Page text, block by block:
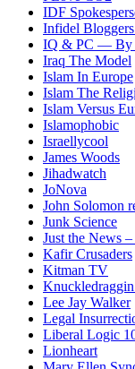
IDF
Infidel
IQ & PC — By
Iraq The Model
Islam In Europe
Islam The
Islam Versus
Islamophobic
Israellycool
James Woods
Jihadwatch
JoNova
John Solomon
Junk Science
Just the News
Kafir Crusaders
Kitman TV
Lee Jay Walker
Legal
Liberal Logic
Lionheart